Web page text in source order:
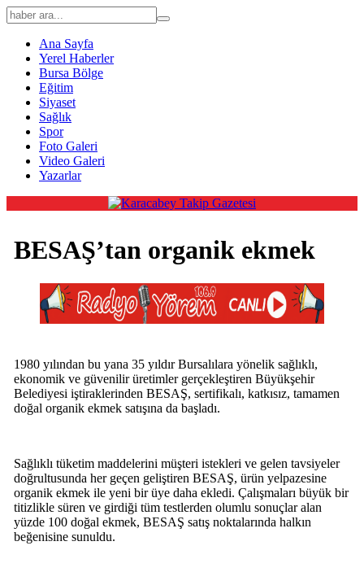
Ana Sayfa
Yerel Haberler
Bursa Bölge
Eğitim
Siyaset
Sağlık
Spor
Foto Galeri
Video Galeri
Yazarlar
BESAŞ’tan organik ekmek
1980 yılından bu yana 35 yıldır Bursalılara yönelik sağlıklı,
ekonomik ve güvenilir üretimler gerçekleştiren Büyükşehir
Belediyesi iştiraklerinden BESAŞ, sertifikalı, katkısız, tamamen
doğal organik ekmek satışına da başladı.
Sağlıklı tüketim maddelerini müşteri istekleri ve gelen tavsiyeler
doğrultusunda her geçen geliştiren BESAŞ, ürün yelpazesine
organik ekmek ile yeni bir üye daha ekledi. Çalışmaları büyük bir
titizlikle süren ve girdiği tüm testlerden olumlu sonuçlar alan
yüzde 100 doğal ekmek, BESAŞ satış noktalarında halkın
beğenisine sunuldu.